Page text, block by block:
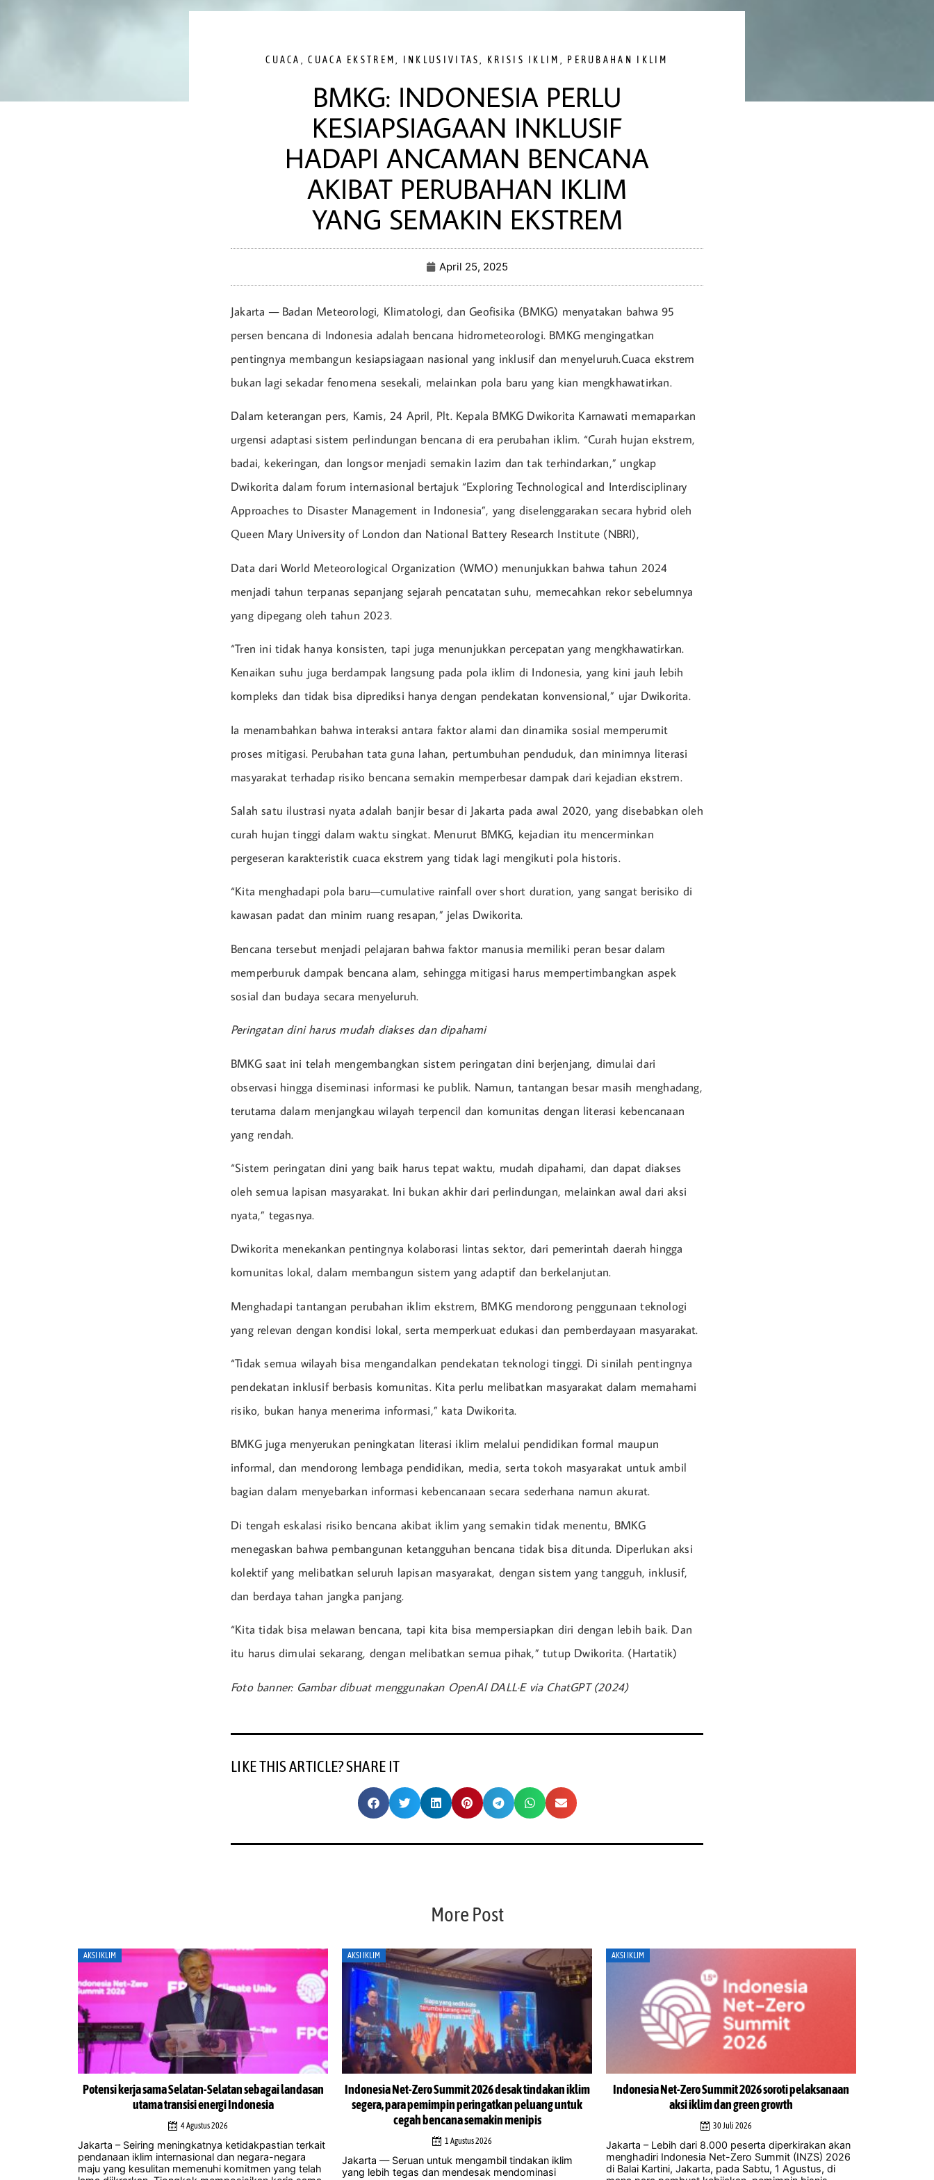
CUACA ,CUACA EKSTREM INKLUSIVITAS KRISIS IKLIM PERUBAHAN IKLIM
BMKG: INDONESIA PERLU
KESIAPSIAGAAN INKLUSIF
HADAPI ANCAMAN BENCANA
AKIBAT PERUBAHAN IKLIM
YANG SEMAKIN EKSTREM
April 25, 2025
Jakarta — Badan Meteorologi, Klimatologi, dan Geofisika (BMKG) menyatakan bahwa 95
persen bencana di Indonesia adalah bencana hidrometeorologi. BMKG mengingatkan
pentingnya membangun kesiapsiagaan nasional yang inklusif dan menyeluruh.Cuaca ekstrem
bukan lagi sekadar fenomena sesekali, melainkan pola baru yang kian mengkhawatirkan.
Dalam keterangan pers, Kamis, 24 April, Plt. Kepala BMKG Dwikorita Karnawati memaparkan
urgensi adaptasi sistem perlindungan bencana di era perubahan iklim. “Curah hujan ekstrem,
badai, kekeringan, dan longsor menjadi semakin lazim dan tak terhindarkan,” ungkap
Dwikorita dalam forum internasional bertajuk “Exploring Technological and Interdisciplinary
Approaches to Disaster Management in Indonesia”, yang diselenggarakan secara hybrid oleh
Queen Mary University of London dan National Battery Research Institute (NBRI),
Data dari World Meteorological Organization (WMO) menunjukkan bahwa tahun 2024
menjadi tahun terpanas sepanjang sejarah pencatatan suhu, memecahkan rekor sebelumnya
yang dipegang oleh tahun 2023.
“Tren ini tidak hanya konsisten, tapi juga menunjukkan percepatan yang mengkhawatirkan.
Kenaikan suhu juga berdampak langsung pada pola iklim di Indonesia, yang kini jauh lebih
kompleks dan tidak bisa diprediksi hanya dengan pendekatan konvensional,” ujar Dwikorita.
Ia menambahkan bahwa interaksi antara faktor alami dan dinamika sosial memperumit
proses mitigasi. Perubahan tata guna lahan, pertumbuhan penduduk, dan minimnya literasi
masyarakat terhadap risiko bencana semakin memperbesar dampak dari kejadian ekstrem.
Salah satu ilustrasi nyata adalah banjir besar di Jakarta pada awal 2020, yang disebabkan oleh
curah hujan tinggi dalam waktu singkat. Menurut BMKG, kejadian itu mencerminkan
pergeseran karakteristik cuaca ekstrem yang tidak lagi mengikuti pola historis.
“Kita menghadapi pola baru—cumulative rainfall over short duration, yang sangat berisiko di
kawasan padat dan minim ruang resapan,” jelas Dwikorita.
Bencana tersebut menjadi pelajaran bahwa faktor manusia memiliki peran besar dalam
memperburuk dampak bencana alam, sehingga mitigasi harus mempertimbangkan aspek
sosial dan budaya secara menyeluruh.
Peringatan dini harus mudah diakses dan dipahami
BMKG saat ini telah mengembangkan sistem peringatan dini berjenjang, dimulai dari
observasi hingga diseminasi informasi ke publik. Namun, tantangan besar masih menghadang,
terutama dalam menjangkau wilayah terpencil dan komunitas dengan literasi kebencanaan
yang rendah.
“Sistem peringatan dini yang baik harus tepat waktu, mudah dipahami, dan dapat diakses
oleh semua lapisan masyarakat. Ini bukan akhir dari perlindungan, melainkan awal dari aksi
nyata,” tegasnya.
Dwikorita menekankan pentingnya kolaborasi lintas sektor, dari pemerintah daerah hingga
komunitas lokal, dalam membangun sistem yang adaptif dan berkelanjutan.
Menghadapi tantangan perubahan iklim ekstrem, BMKG mendorong penggunaan teknologi
yang relevan dengan kondisi lokal, serta memperkuat edukasi dan pemberdayaan masyarakat.
“Tidak semua wilayah bisa mengandalkan pendekatan teknologi tinggi. Di sinilah pentingnya
pendekatan inklusif berbasis komunitas. Kita perlu melibatkan masyarakat dalam memahami
risiko, bukan hanya menerima informasi,” kata Dwikorita.
BMKG juga menyerukan peningkatan literasi iklim melalui pendidikan formal maupun
informal, dan mendorong lembaga pendidikan, media, serta tokoh masyarakat untuk ambil
bagian dalam menyebarkan informasi kebencanaan secara sederhana namun akurat.
Di tengah eskalasi risiko bencana akibat iklim yang semakin tidak menentu, BMKG
menegaskan bahwa pembangunan ketangguhan bencana tidak bisa ditunda. Diperlukan aksi
kolektif yang melibatkan seluruh lapisan masyarakat, dengan sistem yang tangguh, inklusif,
dan berdaya tahan jangka panjang.
“Kita tidak bisa melawan bencana, tapi kita bisa mempersiapkan diri dengan lebih baik. Dan
itu harus dimulai sekarang, dengan melibatkan semua pihak,” tutup Dwikorita. (Hartatik)
Foto banner: Gambar dibuat menggunakan OpenAI DALL·E via ChatGPT (2024)
LIKE THIS ARTICLE? SHARE IT
More Post
AKSI IKLIM
Potensi kerja sama Selatan-Selatan sebagai landasan
utama transisi energi Indonesia
4 Agustus 2026
Jakarta – Seiring meningkatnya ketidakpastian terkait
pendanaan iklim internasional dan negara-negara
maju yang kesulitan memenuhi komitmen yang telah
AKSI IKLIM
Indonesia Net-Zero Summit 2026 desak tindakan iklim
segera, para pemimpin peringatkan peluang untuk
cegah bencana semakin menipis
1 Agustus 2026
Jakarta — Seruan untuk mengambil tindakan iklim
yang lebih tegas dan mendesak mendominasi
AKSI IKLIM
Indonesia Net-Zero Summit 2026 soroti pelaksanaan
aksi iklim dan green growth
30 Juli 2026
Jakarta – Lebih dari 8.000 peserta diperkirakan akan
menghadiri Indonesia Net-Zero Summit (INZS) 2026
di Balai Kartini, Jakarta, pada Sabtu, 1 Agustus, di